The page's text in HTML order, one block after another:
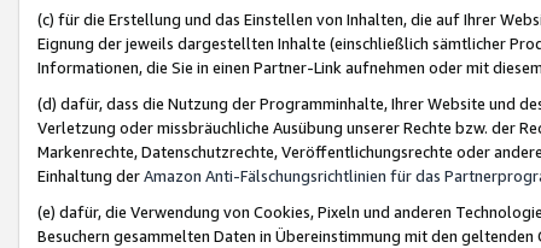
(c) für die Erstellung und das Einstellen von Inhalten, die auf Ihrer
Eignung der jeweils dargestellten Inhalte (einschließlich sämtlicher
Informationen, die Sie in einen Partner-Link aufnehmen oder mit
(d) dafür, dass die Nutzung der Programminhalte, Ihrer Website und
Verletzung oder missbräuchliche Ausübung unserer Rechte bzw. der
Markenrechte, Datenschutzrechte, Veröffentlichungsrechte oder
Einhaltung derAmazon Anti-Fälschungsrichtlinien für das
(e) dafür, die Verwendung von Cookies, Pixeln und anderen
Besuchern gesammelten Daten in Übereinstimmung mit den